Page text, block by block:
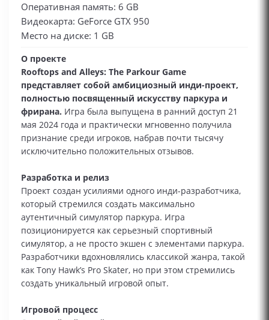
Оперативная память: 6 GB
Видеокарта: GeForce GTX 950
Место на диске: 1 GB
О проекте
Rooftops and Alleys: The Parkour Game
представляет собой амбициозный инди-проект,
полностью посвященный искусству паркура и
фрирана. Игра была выпущена в ранний доступ 21
мая 2024 года и практически мгновенно получила
признание среди игроков, набрав почти тысячу
исключительно положительных отзывов.
Разработка и релиз
Проект создан усилиями одного инди-разработчика,
который стремился создать максимально
аутентичный симулятор паркура. Игра
позиционируется как серьезный спортивный
симулятор, а не просто экшен с элементами паркура.
Разработчики вдохновлялись классикой жанра, такой
как Tony Hawk’s Pro Skater, но при этом стремились
создать уникальный игровой опыт.
Игровой процесс